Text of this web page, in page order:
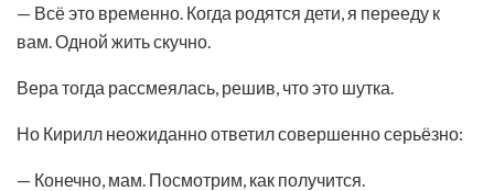
— Всё это временно. Когда родятся дети, я перееду к
вам. Одной жить скучно.
Вера тогда рассмеялась, решив, что это шутка.
Но Кирилл неожиданно ответил совершенно серьёзно:
— Конечно, мам. Посмотрим, как получится.